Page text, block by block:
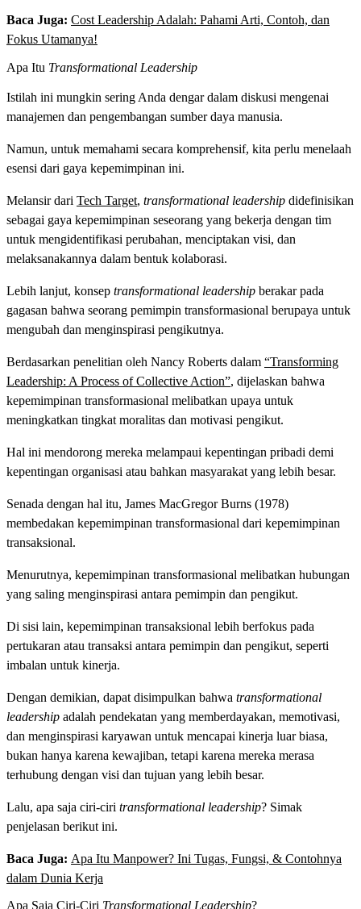
Baca Juga: Cost Leadership Adalah: Pahami Arti, Contoh, dan
Fokus Utamanya!
Apa Itu Transformational Leadership
Istilah ini mungkin sering Anda dengar dalam diskusi mengenai
manajemen dan pengembangan sumber daya manusia.
Namun, untuk memahami secara komprehensif, kita perlu menelaah
esensi dari gaya kepemimpinan ini.
Melansir dari Tech Target, transformational leadership didefinisikan
sebagai gaya kepemimpinan seseorang yang bekerja dengan tim
untuk mengidentifikasi perubahan, menciptakan visi, dan
melaksanakannya dalam bentuk kolaborasi.
Lebih lanjut, konsep transformational leadership berakar pada
gagasan bahwa seorang pemimpin transformasional berupaya untuk
mengubah dan menginspirasi pengikutnya.
Berdasarkan penelitian oleh Nancy Roberts dalam “Transforming
Leadership: A Process of Collective Action”, dijelaskan bahwa
kepemimpinan transformasional melibatkan upaya untuk
meningkatkan tingkat moralitas dan motivasi pengikut.
Hal ini mendorong mereka melampaui kepentingan pribadi demi
kepentingan organisasi atau bahkan masyarakat yang lebih besar.
Senada dengan hal itu, James MacGregor Burns (1978)
membedakan kepemimpinan transformasional dari kepemimpinan
transaksional.
Menurutnya, kepemimpinan transformasional melibatkan hubungan
yang saling menginspirasi antara pemimpin dan pengikut.
Di sisi lain, kepemimpinan transaksional lebih berfokus pada
pertukaran atau transaksi antara pemimpin dan pengikut, seperti
imbalan untuk kinerja.
Dengan demikian, dapat disimpulkan bahwa transformational
leadership adalah pendekatan yang memberdayakan, memotivasi,
dan menginspirasi karyawan untuk mencapai kinerja luar biasa,
bukan hanya karena kewajiban, tetapi karena mereka merasa
terhubung dengan visi dan tujuan yang lebih besar.
Lalu, apa saja ciri-ciri transformational leadership? Simak
penjelasan berikut ini.
Baca Juga: Apa Itu Manpower? Ini Tugas, Fungsi, & Contohnya
dalam Dunia Kerja
Apa Saja Ciri-Ciri Transformational Leadership?